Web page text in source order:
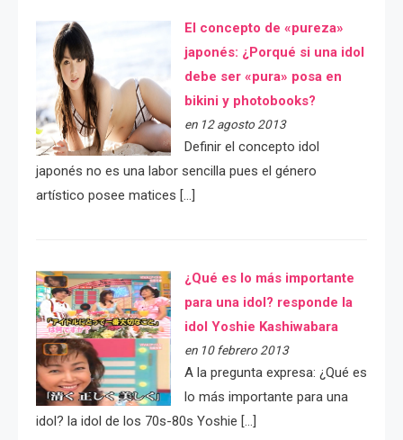
El concepto de «pureza»
japonés: ¿Porqué si una idol
debe ser «pura» posa en
bikini y photobooks?
en 12 agosto 2013
Definir el concepto idol
japonés no es una labor sencilla pues el género
artístico posee matices […]
¿Qué es lo más importante
para una idol? responde la
idol Yoshie Kashiwabara
en 10 febrero 2013
A la pregunta expresa: ¿Qué es
lo más importante para una
idol? la idol de los 70s-80s Yoshie […]